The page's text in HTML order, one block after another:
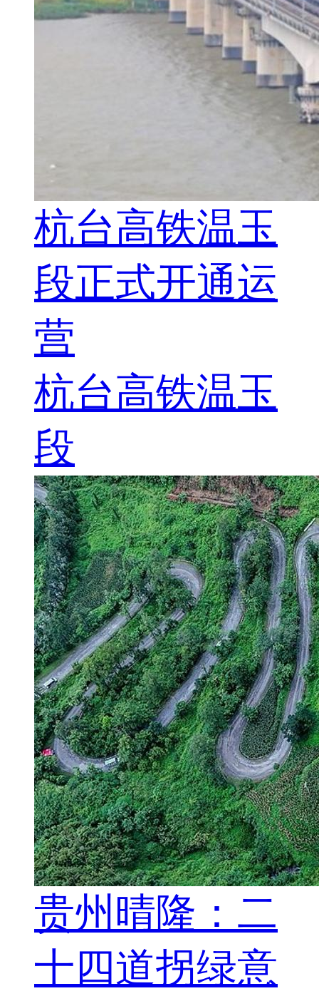
杭台高铁温玉
段正式开通运
营
杭台高铁温玉
段
贵州晴隆：二
十四道拐绿意